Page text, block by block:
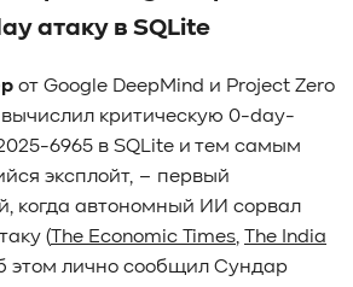
DIX #ZeroTrust
#AmongUs
#коммутаторы
#Codium
#StorageArchitecture
#StorageOffload
#серверы
#рынок #NVIDIA
#Inference
context_LLM
#AI_datacenter
#Продукт
#ПО
#data fabric
атаку в SQLite
от Google DeepMind и Project Zero
вычислил критическую 0-day-
6965 в SQLite и тем самым
эксплойт, – первый
когда автономный ИИ сорвал
( The Economic Times,
The India
этом лично сообщил Сундар